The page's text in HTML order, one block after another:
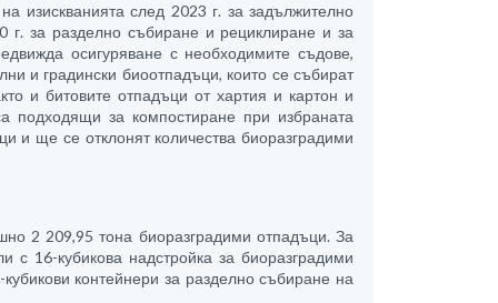
изискванията след 2023 г. за задължително
г. за разделно събиране и рециклиране и за
осигуряване с необходимите съдове,
и градински биоотпадъци, които се събират
и битовите отпадъци от хартия и картон и
подходящи за компостиране при избраната
и ще се отклонят количества биоразградими
2 209,95 тона биоразградими отпадъци. За
с 16-кубикова надстройка за биоразградими
контейнери за разделно събиране на